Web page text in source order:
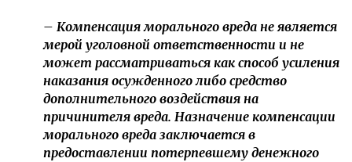
– Компенсация морального вреда не является
мерой уголовной ответственности и не
может рассматриваться как способ усиления
наказания осужденного либо средство
дополнительного воздействия на
причинителя вреда. Назначение компенсации
морального вреда заключается в
предоставлении потерпевшему денежного